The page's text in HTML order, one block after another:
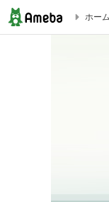
【マタニティカフ
ホーム